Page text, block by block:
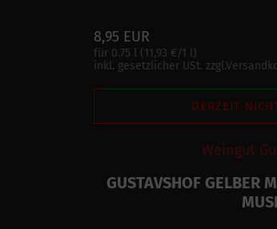
8,95 EUR
für 0.75 l (11,93 €/1 l)
inkl. gesetzlicher USt.
DERZEIT
Weingut
GUSTAVSHOF GELBER